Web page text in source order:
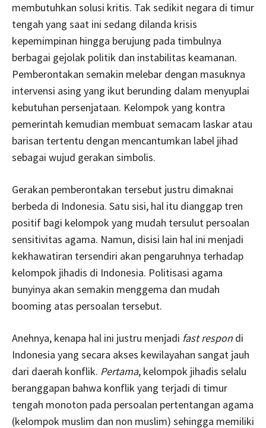
membutuhkan solusi kritis. Tak sedikit negara di timur
tengah yang saat ini sedang dilanda krisis
kepemimpinan hingga berujung pada timbulnya
berbagai gejolak politik dan instabilitas keamanan.
Pemberontakan semakin melebar dengan masuknya
intervensi asing yang ikut berunding dalam menyuplai
kebutuhan persenjataan. Kelompok yang kontra
pemerintah kemudian membuat semacam laskar atau
barisan tertentu dengan mencantumkan label jihad
sebagai wujud gerakan simbolis.
Gerakan pemberontakan tersebut justru dimaknai
berbeda di Indonesia. Satu sisi, hal itu dianggap tren
positif bagi kelompok yang mudah tersulut persoalan
sensitivitas agama. Namun, disisi lain hal ini menjadi
kekhawatiran tersendiri akan pengaruhnya terhadap
kelompok jihadis di Indonesia. Politisasi agama
bunyinya akan semakin menggema dan mudah
booming atas persoalan tersebut.
Anehnya, kenapa hal ini justru menjadi fast respon di
Indonesia yang secara akses kewilayahan sangat jauh
dari daerah konflik. Pertama, kelompok jihadis selalu
beranggapan bahwa konflik yang terjadi di timur
tengah monoton pada persoalan pertentangan agama
(kelompok muslim dan non muslim) sehingga memiliki